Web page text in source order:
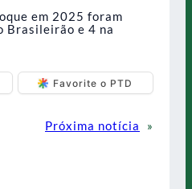
em 2025 foram
Brasileirão e 4 na
Favorite o PTD
Próxima notícia
»